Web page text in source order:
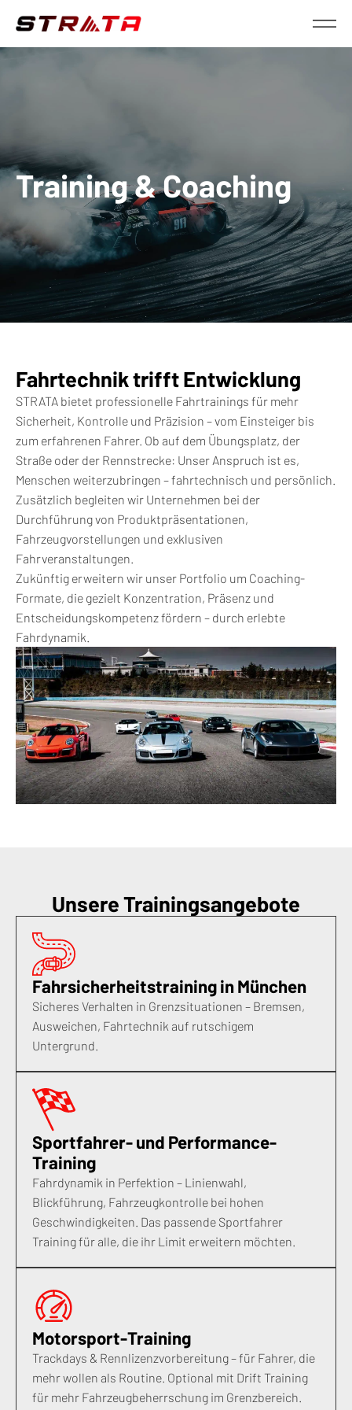
Training & Coaching
Fahrtechnik trifft Entwicklung
STRATA bietet professionelle Fahrtrainings für mehr
Sicherheit, Kontrolle und Präzision – vom Einsteiger bis
zum erfahrenen Fahrer. Ob auf dem Übungsplatz, der
Straße oder der Rennstrecke: Unser Anspruch ist es,
Menschen weiterzubringen – fahrtechnisch und persönlich.
Zusätzlich begleiten wir Unternehmen bei der
Durchführung von Produktpräsentationen,
Fahrzeugvorstellungen und exklusiven
Fahrveranstaltungen.
Zukünftig erweitern wir unser Portfolio um Coaching-
Formate, die gezielt Konzentration, Präsenz und
Entscheidungskompetenz fördern – durch erlebte
Fahrdynamik.
Unsere Trainingsangebote
Fahrsicherheitstraining in München
Sicheres Verhalten in Grenzsituationen – Bremsen,
Ausweichen, Fahrtechnik auf rutschigem
Untergrund.
Sportfahrer- und Performance-
Training
Fahrdynamik in Perfektion – Linienwahl,
Blickführung, Fahrzeugkontrolle bei hohen
Geschwindigkeiten. Das passende Sportfahrer
Training für alle, die ihr Limit erweitern möchten.
Motorsport-Training
Trackdays & Rennlizenzvorbereitung – für Fahrer, die
mehr wollen als Routine. Optional mit Drift Training
für mehr Fahrzeugbeherrschung im Grenzbereich.